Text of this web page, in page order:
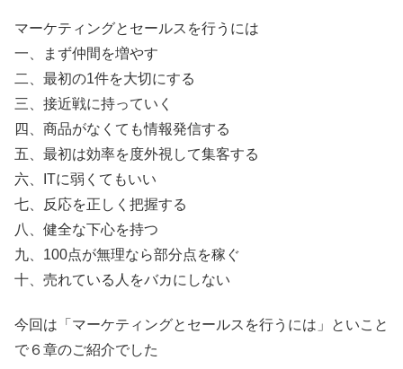
マーケティングとセールスを行うには
一、まず仲間を増やす
二、最初の1件を大切にする
三、接近戦に持っていく
四、商品がなくても情報発信する
五、最初は効率を度外視して集客する
六、ITに弱くてもいい
七、反応を正しく把握する
八、健全な下心を持つ
九、100点が無理なら部分点を稼ぐ
十、売れている人をバカにしない
今回は「マーケティングとセールスを行うには」といこと
で６章のご紹介でした